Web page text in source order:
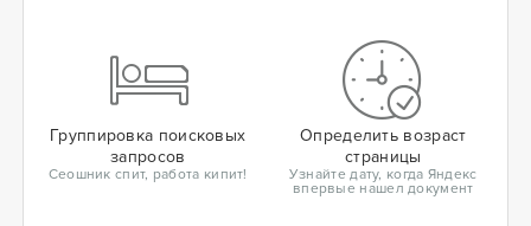
Группировка поисковых
запросов
Сеошник спит, работа кипит!
Определить возраст
страницы
Узнайте дату, когда Яндекс
впервые нашел документ